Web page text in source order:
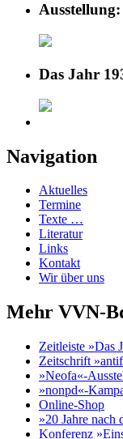
Das Jahr
Navigation
Aktuelles
Termine
Texte …
Literatur
Links
Kontakt
Wir über uns
Mehr VVN-
Zeitleiste »Das
Zeitschrift
»Neofa«-
»nonpd«-
Online-Shop
»20 Jahre nach
Konferenz